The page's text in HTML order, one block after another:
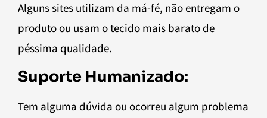
Alguns sites utilizam da má-fé, não entregam o
produto ou usam o tecido mais barato de
péssima qualidade.
Suporte Humanizado:
Tem alguma dúvida ou ocorreu algum problema